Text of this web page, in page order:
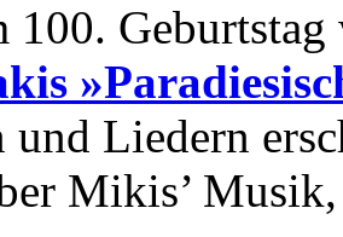
100.
und Liedern
Mikis’